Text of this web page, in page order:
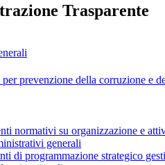
Trasparente
prevenzione della corruzione e
normativi su organizzazione e
generali
di programmazione strategico